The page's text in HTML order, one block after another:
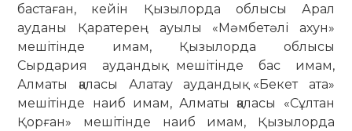
бастаған, кейін Қызылорда облысы Арал
ауданы Қаратерең ауылы «Мәмбетәлі ахун»
мешітінде имам, Қызылорда облысы
Сырдария аудандық мешітінде бас имам,
Алматы қаласы Алатау аудандық «Бекет ата»
мешітінде наиб имам, Алматы қаласы «Сұлтан
Қорған» мешітінде наиб имам, Қызылорда